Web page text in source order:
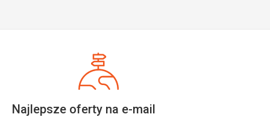
Najlepsze oferty na e-mail